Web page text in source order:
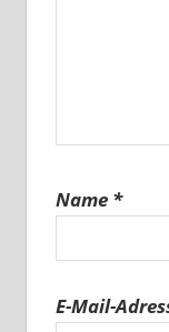
Name *
E-Mail-